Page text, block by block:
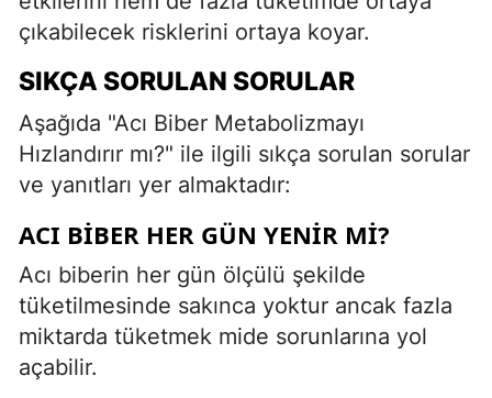
çıkabilecek risklerini ortaya koyar.
SIKÇA SORULAN SORULAR
Aşağıda "Acı Biber Metabolizmayı
Hızlandırır mı?" ile ilgili sıkça sorulan sorular
ve yanıtları yer almaktadır:
ACI BIBER HER GÜN YENIR MI?
Acı biberin her gün ölçülü şekilde
tüketilmesinde sakınca yoktur ancak fazla
miktarda tüketmek mide sorunlarına yol
açabilir.